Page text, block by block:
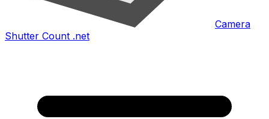
Camera
Shutter Count .net